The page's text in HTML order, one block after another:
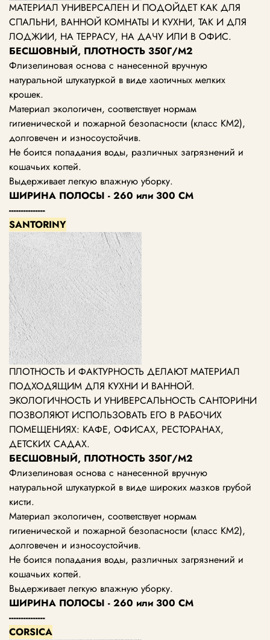
МАТЕРИАЛ УНИВЕРСАЛЕН И ПОДОЙДЕТ КАК ДЛЯ
СПАЛЬНИ, ВАННОЙ КОМНАТЫ И КУХНИ, ТАК И ДЛЯ
ЛОДЖИИ, НА ТЕРРАСУ, НА ДАЧУ ИЛИ В ОФИС.
БЕСШОВНЫЙ, ПЛОТНОСТЬ 350Г/М2
Флизелиновая основа с нанесенной вручную
натуральной штукатуркой в виде хаотичных мелких
крошек.
Материал экологичен, соответствует нормам
гигиенической и пожарной безопасности (класс KM2),
долговечен и износоустойчив.
Не боится попадания воды, различных загрязнений и
кошачьих когтей.
Выдерживает легкую влажную уборку.
ШИРИНА ПОЛОСЫ - 260 или 300 СМ
---------------
SANTORINY
ПЛОТНОСТЬ И ФАКТУРНОСТЬ ДЕЛАЮТ МАТЕРИАЛ
ПОДХОДЯЩИМ ДЛЯ КУХНИ И ВАННОЙ.
ЭКОЛОГИЧНОСТЬ И УНИВЕРСАЛЬНОСТЬ САНТОРИНИ
ПОЗВОЛЯЮТ ИСПОЛЬЗОВАТЬ ЕГО В РАБОЧИХ
ПОМЕЩЕНИЯХ: КАФЕ, ОФИСАХ, РЕСТОРАНАХ,
ДЕТСКИХ САДАХ.
БЕСШОВНЫЙ, ПЛОТНОСТЬ 350Г/М2
Флизелиновая основа с нанесенной вручную
натуральной штукатуркой в виде широких мазков грубой
кисти.
Материал экологичен, соответствует нормам
гигиенической и пожарной безопасности (класс КМ2),
долговечен и износоустойчив.
Не боится попадания воды, различных загрязнений и
кошачьих когтей.
Выдерживает легкую влажную уборку.
ШИРИНА ПОЛОСЫ - 260 или 300 СМ
---------------
CORSICA